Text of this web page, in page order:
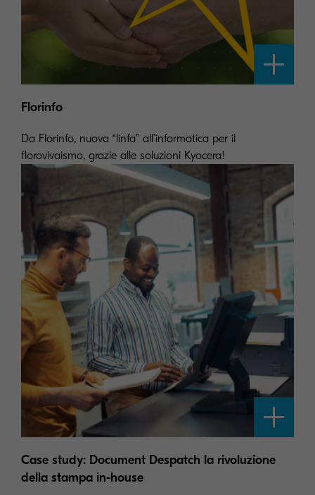
Florinfo
Da Florinfo, nuova “linfa” all’informatica per il
florovivaismo, grazie alle soluzioni Kyocera!
Case study: Document Despatch la rivoluzione
della stampa in-house